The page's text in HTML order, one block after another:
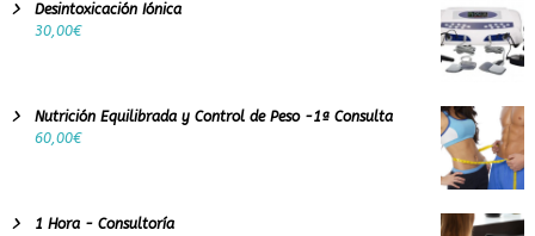
Desintoxicación Iónica
30,00€
Nutrición Equilibrada y Control de Peso -1ª Consulta
60,00€
1 Hora - Consultoría